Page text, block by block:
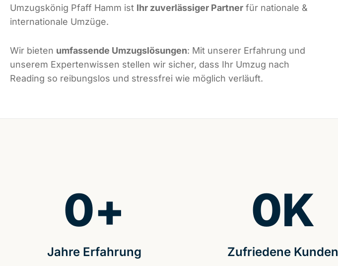
Umzugskönig Pfaff Hamm ist Ihr zuverlässiger Partner für nationale &
internationale Umzüge.
Wir bieten umfassende Umzugslösungen: Mit unserer Erfahrung und
unserem Expertenwissen stellen wir sicher, dass Ihr Umzug nach
Reading so reibungslos und stressfrei wie möglich verläuft.
Jahre Erfahrung
0+
Zufriedene Kunden
0K